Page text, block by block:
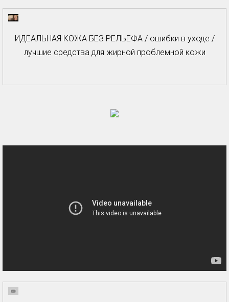
ИДЕАЛЬНАЯ КОЖА БЕЗ РЕЛЬЕФА / ошибки в уходе /
лучшие средства для жирной проблемной кожи